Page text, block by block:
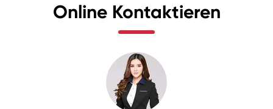
Online Kontaktieren